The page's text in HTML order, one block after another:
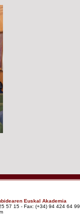
Euskal Akademia
57 15 - Fax: (+34) 94 424 64 99